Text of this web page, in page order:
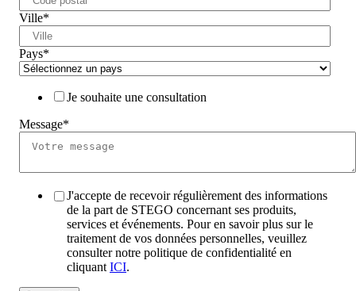
Ville*
Pays*
Je souhaite une consultation
Message*
J'accepte de recevoir régulièrement des informations
de la part de STEGO concernant ses produits,
services et événements. Pour en savoir plus sur le
traitement de vos données personnelles, veuillez
consulter notre politique de confidentialité en
cliquant ICI.